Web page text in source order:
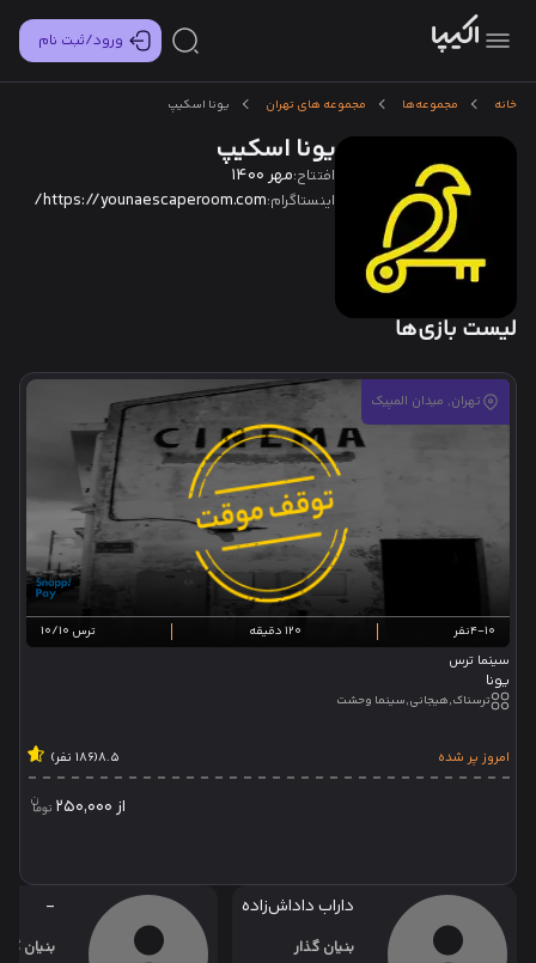
ورود/ثبت نام
خانه مجموعه‌ها مجموعه های تهران یونا اسکیپ
یونا اسکیپ
افتتاح:مهر 1400
اینستاگرام:https://younaescaperoom.com/
لیست بازی‌ها
تهران, میدان المپیک
4-10نفر 120 دقیقه ترس 10/10
سینما ترس
یونا
ترسناک,هیجانی,سینما وحشت
امروز پر شده 8.5(186 نفر)
از250,000
داراب داداش‌زاده
بنیان گذار
-
بنیان